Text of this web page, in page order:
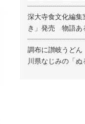
深大寺食文化編集
き」発売 物語あ
調布に讃岐うど
川県なじみの「